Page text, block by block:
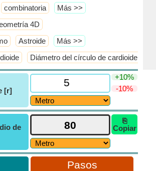
combinatoria ​Más >>
4D
Astroide ​Más >>
Diámetro del círculo de cardioide
[r]
+10%
-10%
de
⎘
Copiar
Pasos